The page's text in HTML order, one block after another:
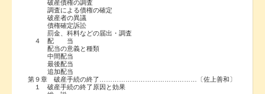
破産債権の調査
調査による債権の確定
破産者の異議
債権確定訴訟
罰金、科料などの届出・調査
４ 配 当
配当の意義と種類
中間配当
最後配当
追加配当
第９章 破産手続の終了………………………………………〔佐上善和〕
１ 破産手続の終了原因と効果